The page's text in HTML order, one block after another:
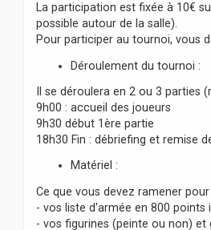
La participation est fixée à 10€
possible autour de la salle).
Pour participer au tournoi, vous
Déroulement du tournoi :
Il se déroulera en 2 ou 3 parties
9h00 : accueil des joueurs
9h30 début 1ère partie
18h30 Fin : débriefing et remise
Matériel :
Ce que vous devez ramener
- vos liste d'armée en 800
- vos figurines (peinte ou non) et